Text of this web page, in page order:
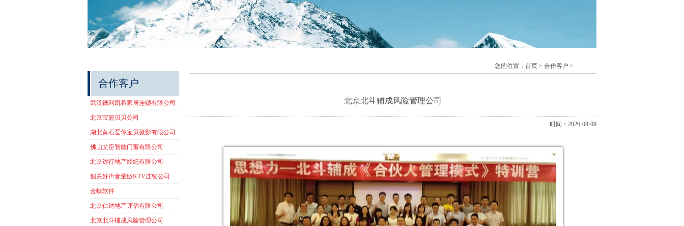
合作客户
武汉德利凯希家居连锁有限公司
北京宝篮贝贝公司
湖北黄石爱你宝贝摄影有限公司
佛山艾臣智能门窗有限公司
北京远行地产经纪有限公司
韶关好声音量贩KTV连锁公司
金蝶软件
北京仁达地产评估有限公司
北京北斗辅成风险管理公司
您的位置： 首页 > 合作客户 >
北京北斗辅成风险管理公司
时间：2026-08-09